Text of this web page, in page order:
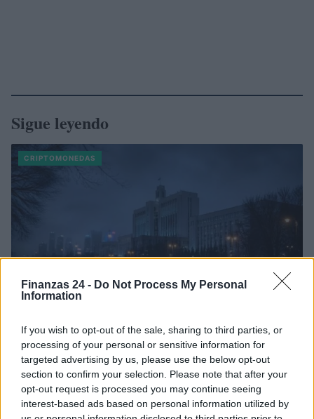
Finanzas 24 - Do Not Process My Personal
Information
If you wish to opt-out of the sale, sharing to third parties, or
processing of your personal or sensitive information for
targeted advertising by us, please use the below opt-out
section to confirm your selection. Please note that after your
opt-out request is processed you may continue seeing
interest-based ads based on personal information utilized by
Sigue leyendo
CRIPTOMONEDAS
Vladimir Putin firma ley que regula el uso de criptomonedas en
Rusia a partir de septiembre
Diego Martín · 6 Ago 2026
CRIPTOMONEDAS